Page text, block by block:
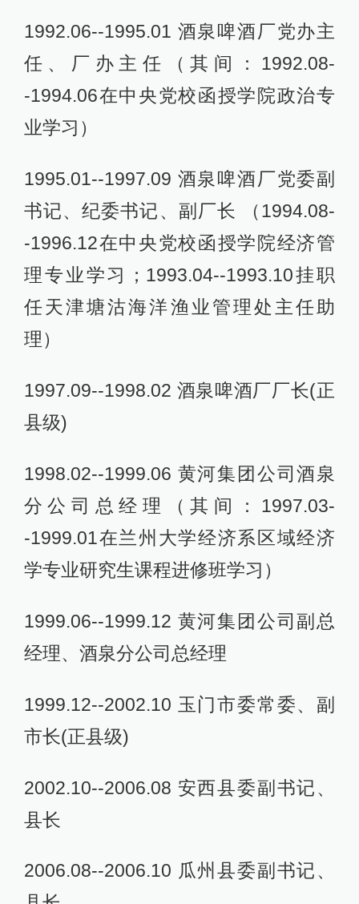
1992.06--1995.01 酒泉啤酒厂党办主
任、厂办主任（其间：1992.08-
-1994.06在中央党校函授学院政治专
业学习）
1995.01--1997.09 酒泉啤酒厂党委副
书记、纪委书记、副厂长 （1994.08-
-1996.12在中央党校函授学院经济管
理专业学习；1993.04--1993.10挂职
任天津塘沽海洋渔业管理处主任助
理）
1997.09--1998.02 酒泉啤酒厂厂长(正
县级)
1998.02--1999.06 黄河集团公司酒泉
分公司总经理（其间：1997.03-
-1999.01在兰州大学经济系区域经济
学专业研究生课程进修班学习）
1999.06--1999.12 黄河集团公司副总
经理、酒泉分公司总经理
1999.12--2002.10 玉门市委常委、副
市长(正县级)
2002.10--2006.08 安西县委副书记、
县长
2006.08--2006.10 瓜州县委副书记、